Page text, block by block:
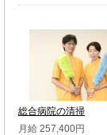
総合病院の清掃
月給 257,400円